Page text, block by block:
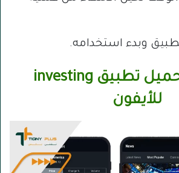
وبدء استخدامه.
طريقة تحميل تطبيق investing
للأيفون